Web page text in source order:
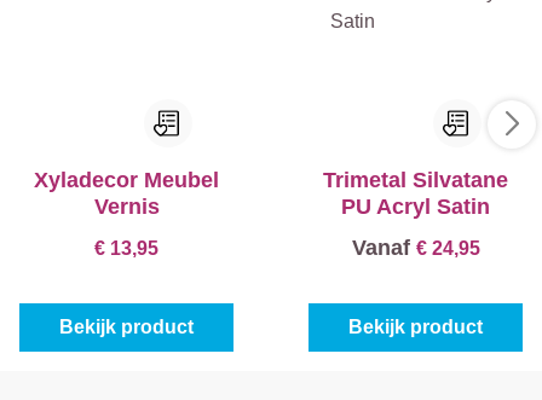
Xyladecor Meubel
Vernis
€ 13,95
Bekijk product
Trimetal Silvatane
PU Acryl Satin
Vanaf € 24,95
Bekijk product